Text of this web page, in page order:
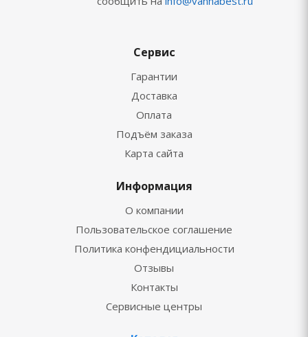
Сервис
Гарантии
Доставка
Оплата
Подъём заказа
Карта сайта
Информация
О компании
Пользовательское соглашение
Политика конфендициальности
Отзывы
Контакты
Сервисные центры